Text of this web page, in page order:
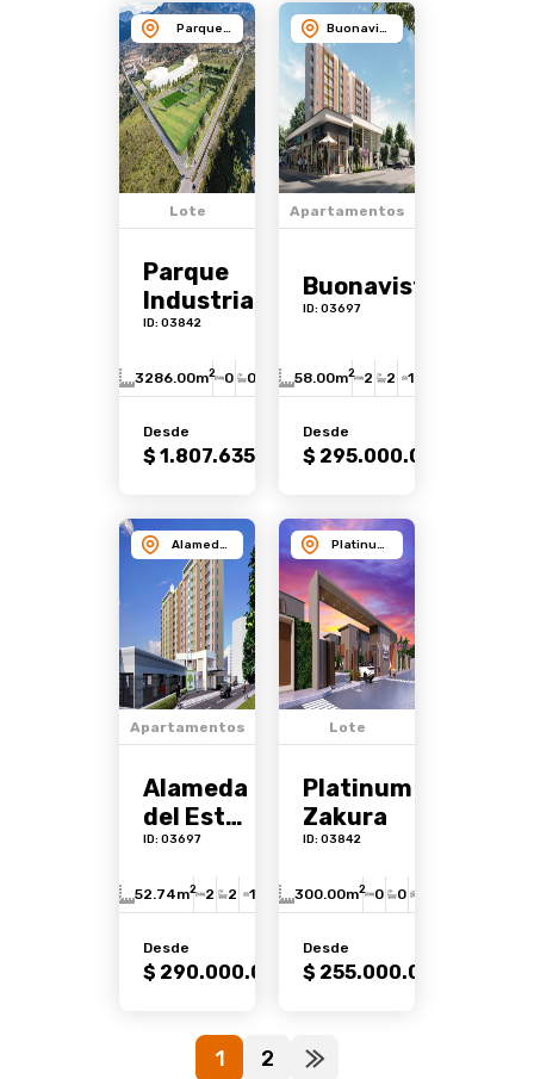
Lote
Parque
Industrial y
Tecnológico
Los Vados
ID: 03842
3286.00m2 0 0
Desde
$ 1.807.635.000 Ver
Apartamentos
Buonavista
ID: 03697
58.00m2 2 2 1
Desde
$ 295.000.000
Apartamentos
Alameda
del Este
-
Samanes
ID: 03697
52.74m2 2 2 1
Desde
$ 290.000.000 Ver
Lote
Platinum
Zakura
ID: 03842
300.00m2 0 0
Desde
$ 255.000.000
1 2